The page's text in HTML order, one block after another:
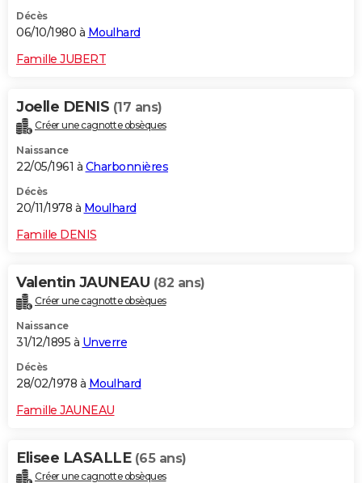
Décès
06/10/1980 à Moulhard
Famille JUBERT
Joelle DENIS (17 ans)
Créer une cagnotte obsèques
Naissance
22/05/1961 à Charbonnières
Décès
20/11/1978 à Moulhard
Famille DENIS
Valentin JAUNEAU (82 ans)
Créer une cagnotte obsèques
Naissance
31/12/1895 à Unverre
Décès
28/02/1978 à Moulhard
Famille JAUNEAU
Elisee LASALLE (65 ans)
Créer une cagnotte obsèques